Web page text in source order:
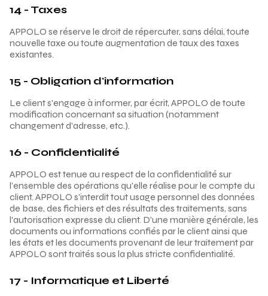
14 - Taxes
APPOLO se réserve le droit de répercuter, sans délai, toute
nouvelle taxe ou toute augmentation de taux des taxes
existantes.
15 - Obligation d'information
Le client s'engage à informer, par écrit, APPOLO de toute
modification concernant sa situation (notamment
changement d'adresse, etc.).
16 - Confidentialité
APPOLO est tenue au respect de la confidentialité sur
l'ensemble des opérations qu'elle réalise pour le compte du
client. APPOLO s'interdit tout usage personnel des données
de base, des fichiers et des résultats des traitements, sans
l'autorisation expresse du client. D'une manière générale, les
documents ou informations confiés par le client ainsi que
les états et les documents provenant de leur traitement par
APPOLO sont traités sous la plus stricte confidentialité.
17 - Informatique et Liberté